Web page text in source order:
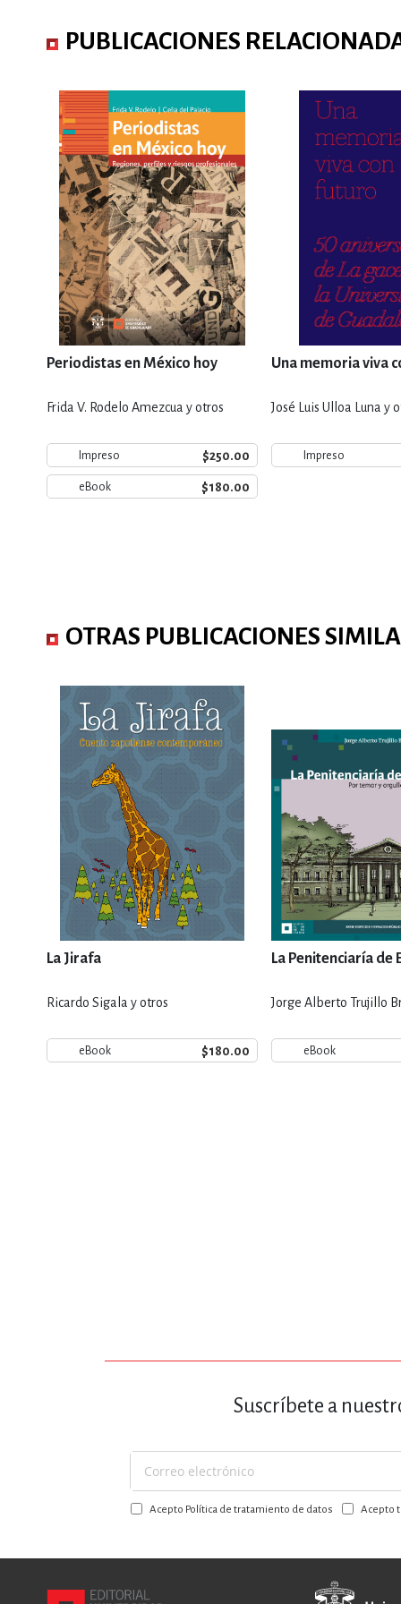
PUBLICACIONES
Periodistas en México hoy
Frida V. Rodelo Amezcua y otros
Impreso $250.00
eBook $180.00
Una memoria viva
José Luis Ulloa Luna y
Impreso
OTRAS PUBLICACIONES
La Jirafa
Ricardo Sigala y otros
eBook $180.00
La Penitenciaría de
Jorge Alberto Trujillo
eBook
Suscríbete a
Suscríbase
a
nuestroAcepto Política de tratamiento de datos Acepto